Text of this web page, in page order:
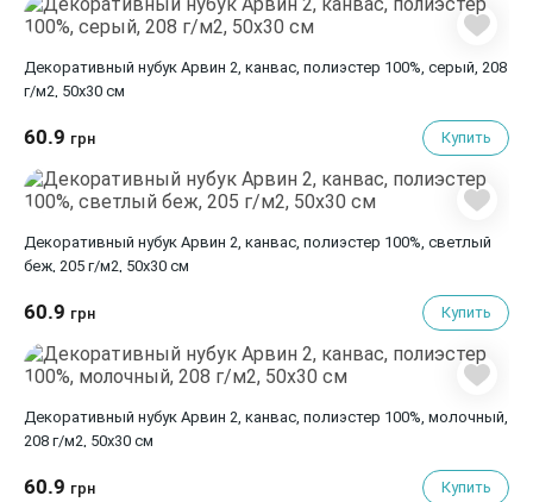
Декоративный нубук Арвин 2, канвас, полиэстер 100%, серый, 208
г/м2, 50x30 см
60.9 грн Купить
Декоративный нубук Арвин 2, канвас, полиэстер 100%, светлый
беж, 205 г/м2, 50x30 см
60.9 грн Купить
Декоративный нубук Арвин 2, канвас, полиэстер 100%, молочный,
208 г/м2, 50x30 см
60.9 грн Купить